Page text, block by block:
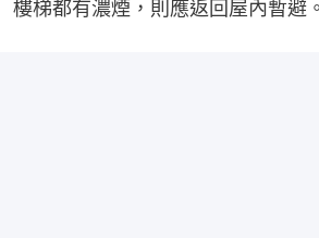
樓梯都有濃煙，則應返回屋內暫避。